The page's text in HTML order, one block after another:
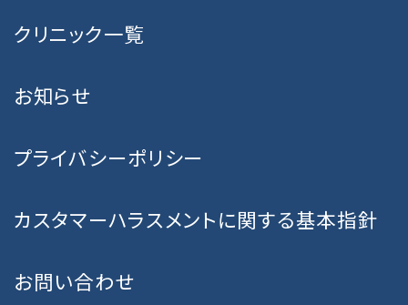
クリニック一覧
お知らせ
プライバシーポリシー
カスタマーハラスメントに関する基本指針
お問い合わせ